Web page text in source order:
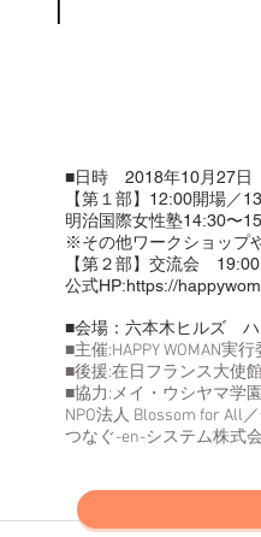
■日時 2018年10月27日
【第１部】12:00開場／
明治国際女性塾14:30〜
※その他ワークショップ
【第２部】交流会
公式HP:https://
​■会場：六本木ヒルズ
■主催:HAPPY WOMAN実
■後援:在日フランス大使
■協力:メイ・ウシヤマ学
NPO法人 Blossom for All
つなぐ-en-システム株式